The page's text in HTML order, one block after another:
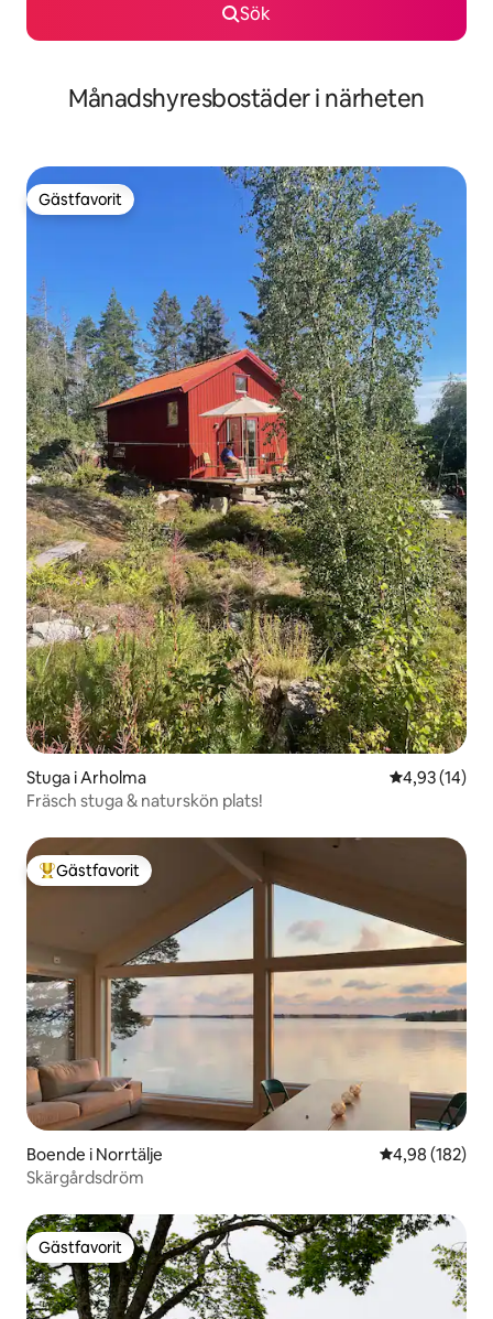
Sök
Månadshyresbostäder i närheten
Gästfavorit
Gästfavorit
Stuga i Arholma 4,93 av 5 i
4,93 (14)
Fräsch stuga & naturskön plats!
Populär gästfavorit
Gästfavorit
Boende i Norrtälje 4,98 av 5 i
4,98 (182)
Skärgårdsdröm
Gästfavorit
Gästfavorit